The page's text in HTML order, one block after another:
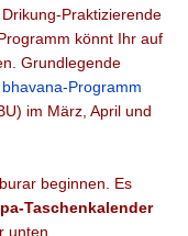
Praktizierende
könnt Ihr auf
Grundlegende
bhavana-Programm
im März, April und
beginnen. Es
Taschenkalender
unten.